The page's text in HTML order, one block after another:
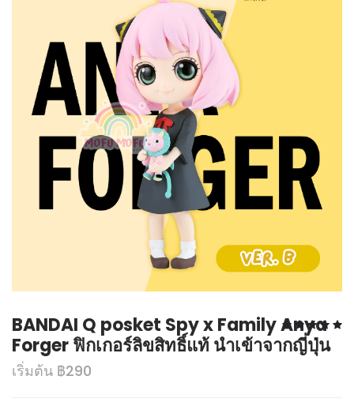
BANDAI Q posket Spy x Family Anya
Forger ฟิกเกอร์ลิขสิทธิ์แท้ นำเข้าจากญี่ปุ่น
เริ่มต้น ฿290